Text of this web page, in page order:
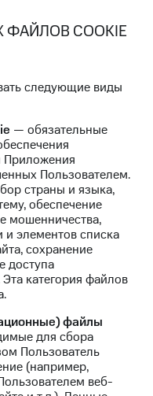
COOKIE
следующие виды
— обязательные
Приложения
Пользователем.
страны и языка,
обеспечение
мошенничества,
элементов списка
сохранение
доступа
категория файлов
файлы
для сбора
Пользователь
(например,
веб-